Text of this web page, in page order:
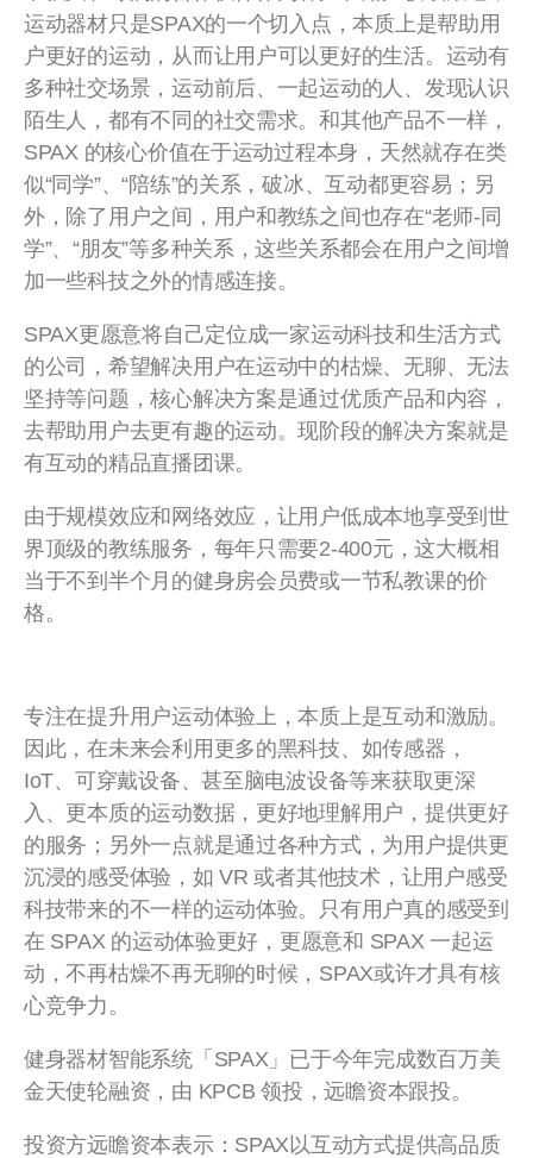
运动器材只是SPAX的一个切入点，本质上是帮助用
户更好的运动，从而让用户可以更好的生活。运动有
多种社交场景，运动前后、一起运动的人、发现认识
陌生人，都有不同的社交需求。和其他产品不一样，
SPAX 的核心价值在于运动过程本身，天然就存在类
似“同学”、“陪练”的关系，破冰、互动都更容易；另
外，除了用户之间，用户和教练之间也存在“老师-同
学”、“朋友”等多种关系，这些关系都会在用户之间增
加一些科技之外的情感连接。
SPAX更愿意将自己定位成一家运动科技和生活方式
的公司，希望解决用户在运动中的枯燥、无聊、无法
坚持等问题，核心解决方案是通过优质产品和内容，
去帮助用户去更有趣的运动。现阶段的解决方案就是
有互动的精品直播团课。
由于规模效应和网络效应，让用户低成本地享受到世
界顶级的教练服务，每年只需要2-400元，这大概相
当于不到半个月的健身房会员费或一节私教课的价
格。
专注在提升用户运动体验上，本质上是互动和激励。
因此，在未来会利用更多的黑科技、如传感器，
IoT、可穿戴设备、甚至脑电波设备等来获取更深
入、更本质的运动数据，更好地理解用户，提供更好
的服务；另外一点就是通过各种方式，为用户提供更
沉浸的感受体验，如 VR 或者其他技术，让用户感受
科技带来的不一样的运动体验。只有用户真的感受到
在 SPAX 的运动体验更好，更愿意和 SPAX 一起运
动，不再枯燥不再无聊的时候，SPAX或许才具有核
心竞争力。
健身器材智能系统「SPAX」已于今年完成数百万美
金天使轮融资，由 KPCB 领投，远瞻资本跟投。
投资方远瞻资本表示：SPAX以互动方式提供高品质